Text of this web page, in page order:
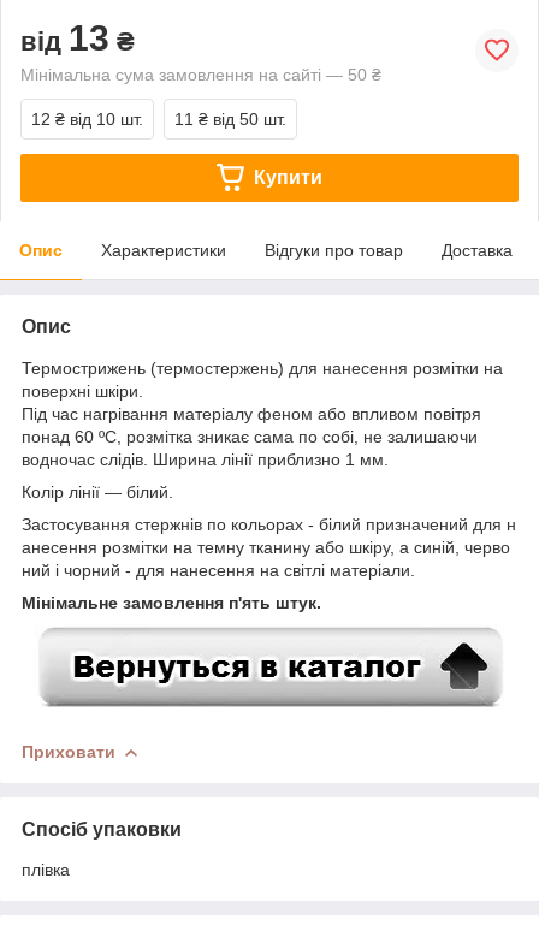
від 13 ₴
Мінімальна сума замовлення на сайті — 50 ₴
12 ₴ від 10 шт. 11 ₴ від 50 шт.
Купити
Опис Характеристики Відгуки про товар Доставка
Опис
Термострижень (термостержень) для нанесення розмітки на
поверхні шкіри.
Під час нагрівання матеріалу феном або впливом повітря
понад 60 ºС, розмітка зникає сама по собі, не залишаючи
водночас слідів. Ширина лінії приблизно 1 мм.
Колір лінії — білий.
Застосування стержнів по кольорах - білий призначений для н
анесення розмітки на темну тканину або шкіру, а синій, черво
ний і чорний - для нанесення на світлі матеріали.
Мінімальне замовлення п'ять штук.
Приховати
Спосіб упаковки
плівка